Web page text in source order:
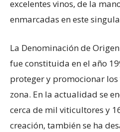
excelentes vinos, de la
enmarcadas en este
La Denominación de
fue constituida en el año
proteger y promocionar
zona. En la actualidad se
cerca de mil viticultores y
creación, también se ha